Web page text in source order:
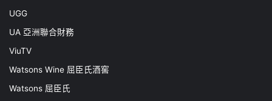
UGG
UA 亞洲聯合財務
ViuTV
Watsons Wine 屈臣氏酒窖
Watsons 屈臣氏